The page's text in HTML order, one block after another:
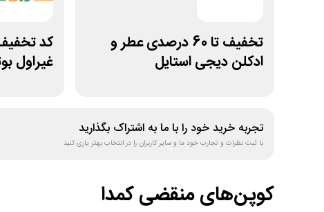
تخفیف تا 60 درصدی عطر و
ادکلن دیجی استایل
غیراول
تجربه خرید خود را با ما به اشتراک بگذارید
با ثبت نظرات و تجارب خود ما و سایر کاربران را در انتخاب بهتر یاری کنید
کوپن‌های منقضیکمدا‌